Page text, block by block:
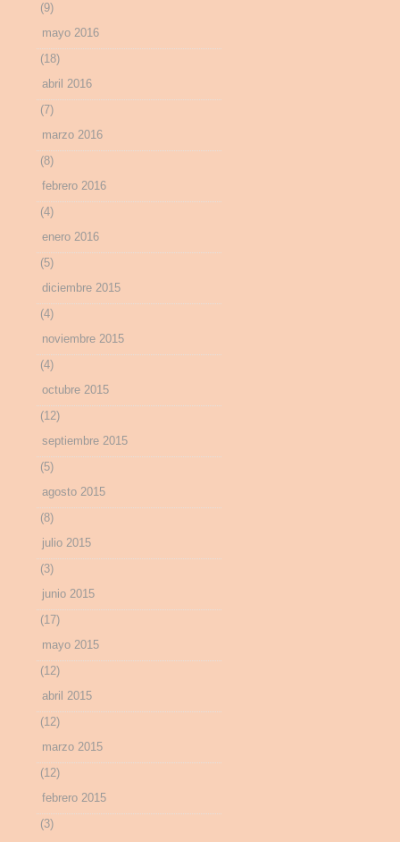
(9)
mayo 2016
(18)
abril 2016
(7)
marzo 2016
(8)
febrero 2016
(4)
enero 2016
(5)
diciembre 2015
(4)
noviembre 2015
(4)
octubre 2015
(12)
septiembre 2015
(5)
agosto 2015
(8)
julio 2015
(3)
junio 2015
(17)
mayo 2015
(12)
abril 2015
(12)
marzo 2015
(12)
febrero 2015
(3)